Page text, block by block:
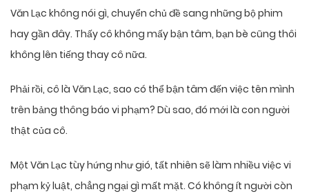
Văn Lạc không nói gì, chuyển chủ đề sang những bộ phim
hay gần đây. Thấy cô không mấy bận tâm, bạn bè cũng thôi
không lên tiếng thay cô nữa.
Phải rồi, cô là Văn Lạc, sao có thể bận tâm đến việc tên mình
trên bảng thông báo vi phạm? Dù sao, đó mới là con người
thật của cô.
Một Văn Lạc tùy hứng như gió, tất nhiên sẽ làm nhiều việc vi
phạm kỷ luật, chẳng ngại gì mất mặt. Có không ít người còn